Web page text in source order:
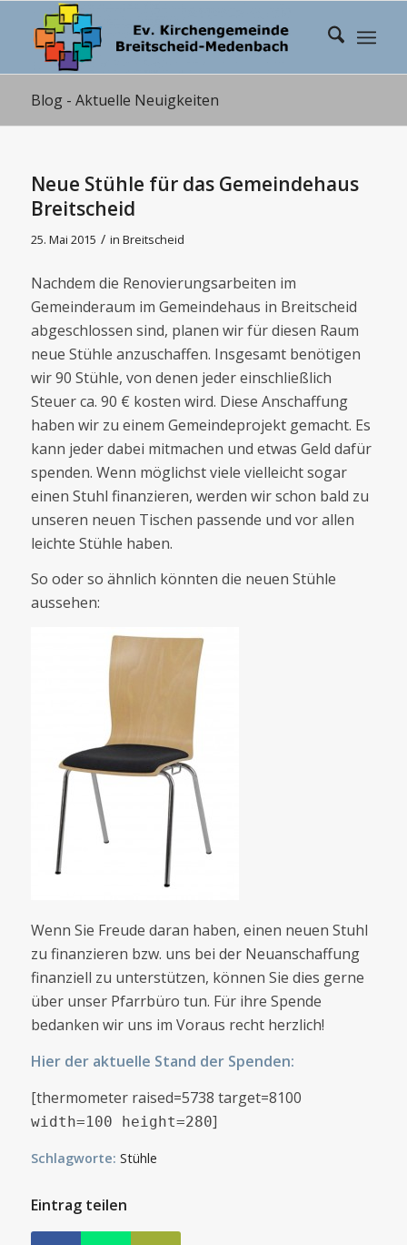
Blog - Aktuelle Neuigkeiten
Neue Stühle für das Gemeindehaus
Breitscheid
25. Mai 2015 / in Breitscheid
Nachdem die Renovierungsarbeiten im
Gemeinderaum im Gemeindehaus in Breitscheid
abgeschlossen sind, planen wir für diesen Raum
neue Stühle anzuschaffen. Insgesamt benötigen
wir 90 Stühle, von denen jeder einschließlich
Steuer ca. 90 € kosten wird. Diese Anschaffung
haben wir zu einem Gemeindeprojekt gemacht. Es
kann jeder dabei mitmachen und etwas Geld dafür
spenden. Wenn möglichst viele vielleicht sogar
einen Stuhl finanzieren, werden wir schon bald zu
unseren neuen Tischen passende und vor allen
leichte Stühle haben.
So oder so ähnlich könnten die neuen Stühle
aussehen:
Wenn Sie Freude daran haben, einen neuen Stuhl
zu finanzieren bzw. uns bei der Neuanschaffung
finanziell zu unterstützen, können Sie dies gerne
über unser Pfarrbüro tun. Für ihre Spende
bedanken wir uns im Voraus recht herzlich!
Hier der aktuelle Stand der Spenden:
[thermometer raised=5738 target=8100
width=100 height=280]
Schlagworte: Stühle
Eintrag teilen